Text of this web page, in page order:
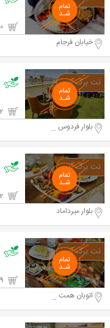
خیابان فرجام
بلوار فردوس شرق
بلوار میرداماد
اتوبان همت غرب